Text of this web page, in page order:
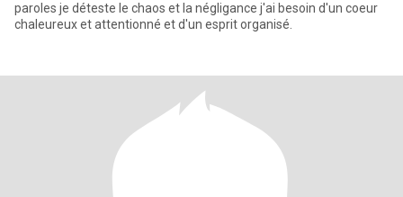
paroles je déteste le chaos et la négligance j'ai besoin d'un coeur
chaleureux et attentionné et d'un esprit organisé.